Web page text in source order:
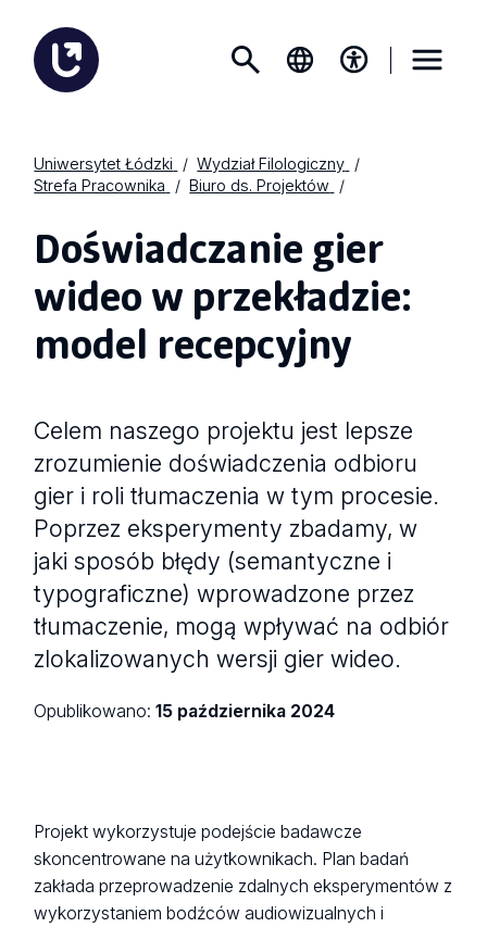
Uniwersytet Łódzki
Wydział Filologiczny
Strefa Pracownika
Biuro ds. Projektów
Doświadczanie gier
wideo w przekładzie:
model recepcyjny
Celem naszego projektu jest lepsze
zrozumienie doświadczenia odbioru
gier i roli tłumaczenia w tym procesie.
Poprzez eksperymenty zbadamy, w
jaki sposób błędy (semantyczne i
typograficzne) wprowadzone przez
tłumaczenie, mogą wpływać na odbiór
zlokalizowanych wersji gier wideo.
Opublikowano:15 października 2024
Projekt wykorzystuje podejście badawcze
skoncentrowane na użytkownikach. Plan badań
zakłada przeprowadzenie zdalnych eksperymentów z
wykorzystaniem bodźców audiowizualnych i